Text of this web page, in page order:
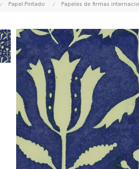
Papel Pintado Papeles de firmas